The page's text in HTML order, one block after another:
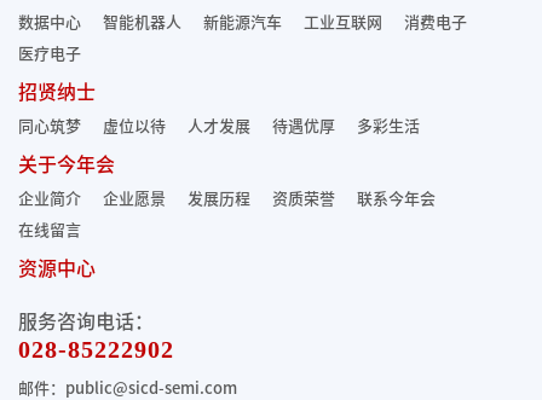
数据中心 智能机器人 新能源汽车 工业互联网
消费电子
医疗电子
招贤纳士
同心筑梦 虚位以待 人才发展 待遇优厚 多彩生活
关于今年会
企业简介 企业愿景 发展历程 资质荣誉
联系今年会
在线留言
资源中心
服务咨询电话：
028-85222902
邮件：public@sicd-semi.com